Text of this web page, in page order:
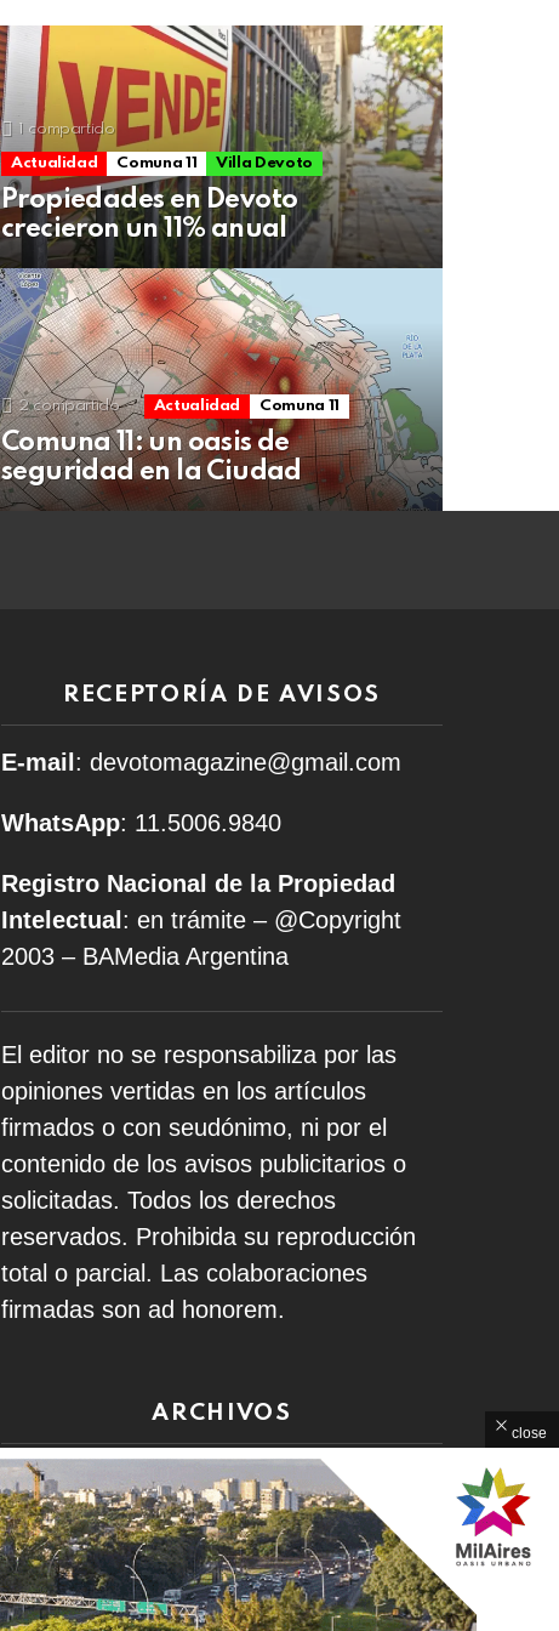
1 compartido
Actualidad Comuna 11 Villa Devoto
Propiedades en Devoto
crecieron un 11% anual
2 compartido Actualidad Comuna 11
Comuna 11: un oasis de
seguridad en la Ciudad
RECEPTORÍA DE AVISOS
E-mail : devotomagazine@gmail.com
WhatsApp: 11.5006.9840
Registro Nacional de la Propiedad
Intelectual : en trámite – @Copyright
2003 – BAMedia Argentina
El editor no se responsabiliza por las
opiniones vertidas en los artículos
firmados o con seudónimo, ni por el
contenido de los avisos publicitarios o
solicitadas. Todos los derechos
reservados. Prohibida su reproducción
total o parcial. Las colaboraciones
firmadas son ad honorem.
ARCHIVOS
Archivos
Home Contacto Política de Privacidad
close